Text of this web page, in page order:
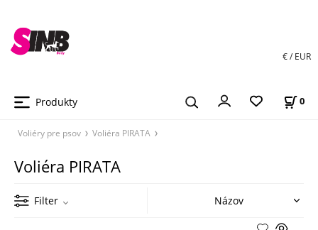
Produkty 0
€ / EUR
Voliéry pre psov Voliéra PIRATA
Voliéra PIRATA
Filter